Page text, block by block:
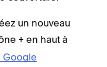
un nouveau
+ en haut à
Google